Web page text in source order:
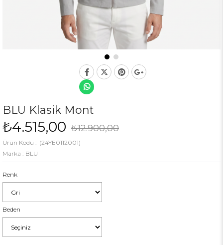
BLU Klasik Mont
₺12.900,00
₺4.515,00
(24YE0112001)
Marka : BLU
Renk
Beden